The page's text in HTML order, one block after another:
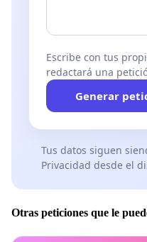
Escribe con tus
redactará una
Generar
Tus datos siguen
Privacidad desde el
Otras peticiones que le